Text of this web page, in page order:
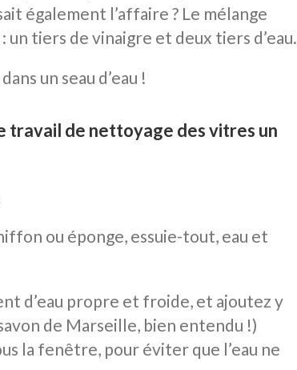
également l’affaire ? Le mélange
un tiers de vinaigre et deux tiers d’eau.
un seau d’eau !
travail de nettoyage des vitres un
ou éponge, essuie-tout, eau et
d’eau propre et froide, et ajoutez y
de Marseille, bien entendu !)
la fenêtre, pour éviter que l’eau ne